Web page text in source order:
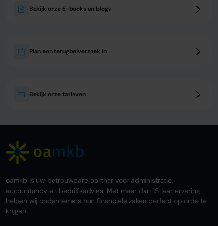
Bekijk onze E-books en blogs
Plan een terugbelverzoek in
Bekijk onze tarieven
oamkb is uw betrouwbare partner voor administratie,
accountancy en bedrijfsadvies. Met meer dan 15 jaar ervaring
helpen wij ondernemers hun financiële zaken perfect op orde te
krijgen.